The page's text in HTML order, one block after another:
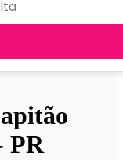
PR